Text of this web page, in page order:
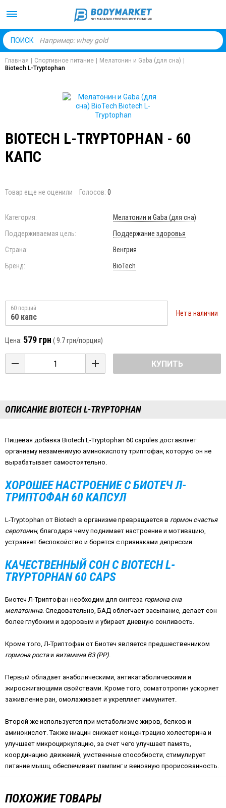
ПОИСК
Главная Спортивное питание Мелатонин и Gaba (для сна)
Biotech L-Tryptophan
BIOTECH L-TRYPTOPHAN - 60
КАПС
Товар еще не оценили Голосов: 0
Категория:
Мелатонин и Gaba (для сна)
Поддерживаемая цель:
Поддержание здоровья
Страна:
Венгрия
Бренд:
BioTech
60 порций
60 капс Нет в наличии
Цена: 579 грн (9.7 грн/порция)
КУПИТЬ
ОПИСАНИЕ BIOTECH L-TRYPTOPHAN
Пищевая добавка Biotech L-Tryptophan 60 capules доставляет
организму незаменимую аминокислоту триптофан, которую он не
вырабатывает самостоятельно.
ХОРОШЕЕ НАСТРОЕНИЕ С БИОТЕЧ Л-
ТРИПТОФАН 60 КАПСУЛ
L-Tryptophan от Biotech в организме превращается в гормон счастья
серотонин, благодаря чему поднимает настроение и мотивацию,
устраняет беспокойство и борется с признаками депрессии.
КАЧЕСТВЕННЫЙ СОН С BIOTECH L-
TRYPTOPHAN 60 CAPS
Биотеч Л-Триптофан необходим для синтеза гормона сна
мелатонина. Следовательно, БАД облегчает засыпание, делает сон
более глубоким и здоровым и убирает дневную сонливость.
Кроме того, Л-Триптофан от Биотеч является предшественником
гормона ростаи витамина В3 (РР).
Первый обладает анаболическими, антикатаболическими и
жиросжигающими свойствами. Кроме того, соматотропин ускоряет
заживление ран, омолаживает и укрепляет иммунитет.
Второй же используется при метаболизме жиров, белков и
аминокислот. Также ниацин снижает концентрацию холестерина и
улучшает микроциркуляцию, за счет чего улучшает память,
координацию движений, умственные способности, стимулирует
питание мышц, обеспечивает пампинг и венозную прорисованность.
ПОХОЖИЕ ТОВАРЫ